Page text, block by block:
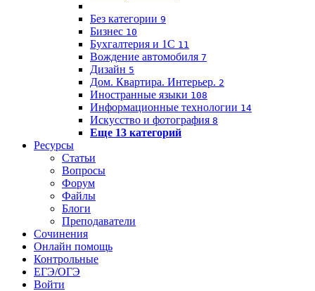
Без категории 9
Бизнес 10
Бухгалтерия и 1C 11
Вождение автомобиля 7
Дизайн 5
Дом. Квартира. Интерьер. 2
Иностранные языки 108
Информационные технологии 14
Искусство и фотография 8
Еще 13 категорий
Ресурсы
Статьи
Вопросы
Форум
Файлы
Блоги
Преподаватели
Сочинения
Онлайн помощь
Контрольные
ЕГЭ/ОГЭ
Войти